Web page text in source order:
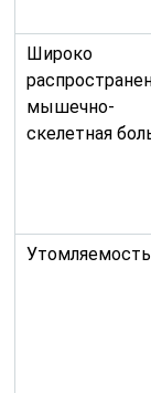
Широко
мышечно-
скелетная
Утомляемость